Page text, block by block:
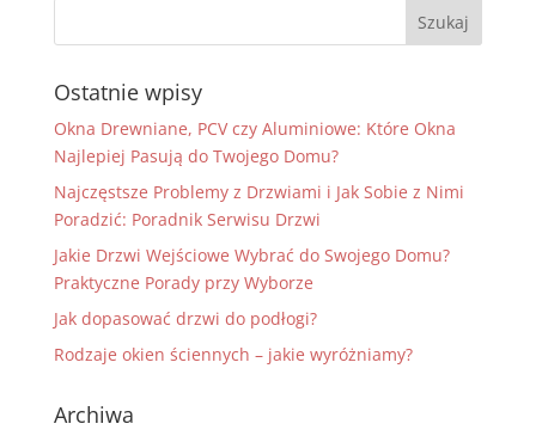
Ostatnie wpisy
Okna Drewniane, PCV czy Aluminiowe: Które Okna
Najlepiej Pasują do Twojego Domu?
Najczęstsze Problemy z Drzwiami i Jak Sobie z Nimi
Poradzić: Poradnik Serwisu Drzwi
Jakie Drzwi Wejściowe Wybrać do Swojego Domu?
Praktyczne Porady przy Wyborze
Jak dopasować drzwi do podłogi?
Rodzaje okien ściennych – jakie wyróżniamy?
Archiwa